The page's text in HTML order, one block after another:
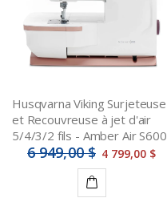
Husqvarna Viking Surjeteuse
et Recouvreuse à jet d'air
5/4/3/2 fils - Amber Air S600
6 949,00 $ 4 799,00 $